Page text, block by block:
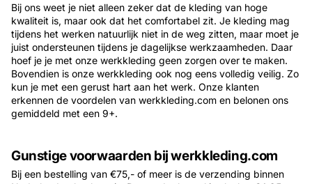
Bij ons weet je niet alleen zeker dat de kleding van hoge
kwaliteit is, maar ook dat het comfortabel zit. Je kleding mag
tijdens het werken natuurlijk niet in de weg zitten, maar moet je
juist ondersteunen tijdens je dagelijkse werkzaamheden. Daar
hoef je je met onze werkkleding geen zorgen over te maken.
Bovendien is onze werkkleding ook nog eens volledig veilig. Zo
kun je met een gerust hart aan het werk. Onze klanten
erkennen de voordelen van werkkleding.com en belonen ons
gemiddeld met een 9+.
Gunstige voorwaarden bij werkkleding.com
Bij een bestelling van €75,- of meer is de verzending binnen